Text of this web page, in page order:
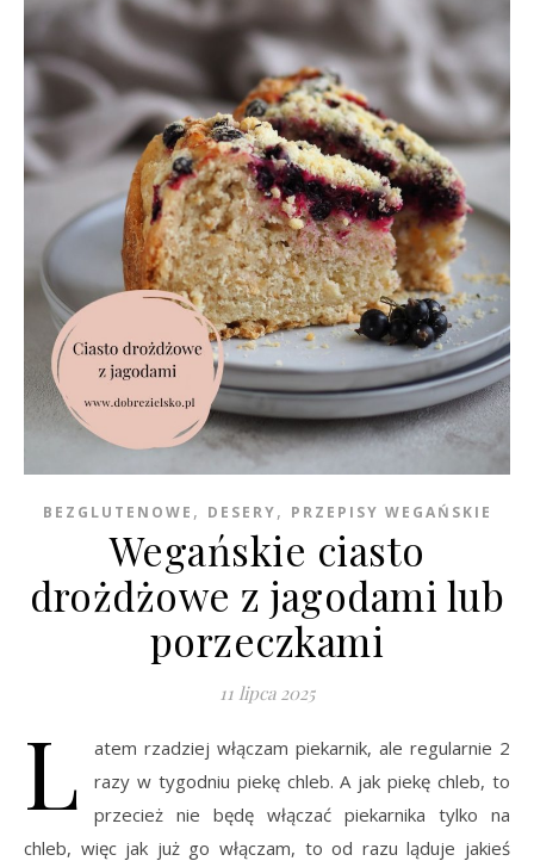
BEZGLUTENOWE , DESERY, PRZEPISY WEGAŃSKIE
Wegańskie ciasto
drożdżowe z jagodami lub
porzeczkami
11 lipca 2025
L
atem rzadziej włączam piekarnik, ale regularnie 2
razy w tygodniu piekę chleb. A jak piekę chleb, to
przecież nie będę włączać piekarnika tylko na
chleb, więc jak już go włączam, to od razu ląduje jakieś